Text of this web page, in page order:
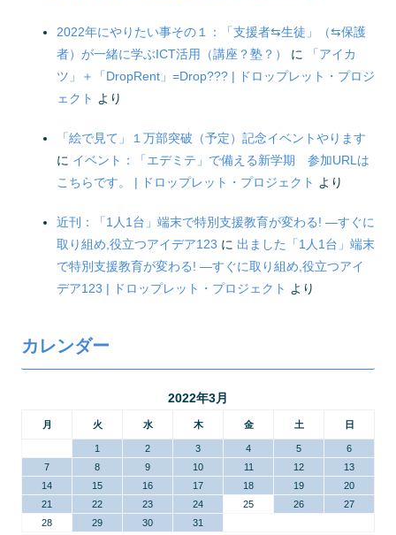
2022年にやりたい事その１：「支援者⇆生徒」（⇆保護
者）が一緒に学ぶICT活用（講座？塾？）
に
「アイカ
ツ」＋「DropRent」=Drop??? | ドロップレット・プロジ
ェクト より
「絵で見て」１万部突破（予定）記念イベントやります
に イベント：「エデミテ」で備える新学期 参加URLは
こちらです。 | ドロップレット・プロジェクト より
近刊：「1人1台」端末で特別支援教育が変わる! ―すぐに
取り組め,役立つアイデア123 に 出ました「1人1台」端末
で特別支援教育が変わる! ―すぐに取り組め,役立つアイ
デア123 | ドロップレット・プロジェクト より
カレンダー
2022年3月
月 火 水 木 金 土 日
1 2 3 4 5
6
7
8 9 10 11 12
13
14
15 16 17 18 19
20
21
22 23 24 25 26
27
28
29 30 31